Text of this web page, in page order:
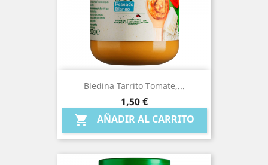
Bledina Tarrito Tomate,...
Precio
1,50 €
 AÑADIR AL CARRITO